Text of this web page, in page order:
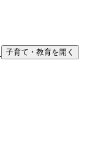
子育て・教育を開く